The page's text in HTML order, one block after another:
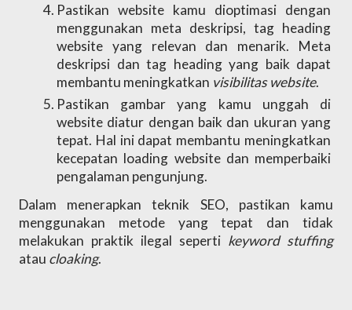
Pastikan website kamu dioptimasi dengan
menggunakan meta deskripsi, tag heading
website yang relevan dan menarik. Meta
deskripsi dan tag heading yang baik dapat
membantu meningkatkan visibilitas website.
Pastikan gambar yang kamu unggah di
website diatur dengan baik dan ukuran yang
tepat. Hal ini dapat membantu meningkatkan
kecepatan loading website dan memperbaiki
pengalaman pengunjung.
Dalam menerapkan teknik SEO, pastikan kamu
menggunakan metode yang tepat dan tidak
melakukan praktik ilegal seperti
keyword stuffing
atau cloaking.